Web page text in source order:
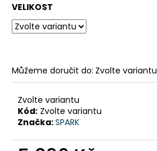
VELIKOST
Můžeme doručit do: Zvolte variantu
Zvolte variantu
Kód: Zvolte variantu
Značka:SPARK
D
o
r
u
č
u
e